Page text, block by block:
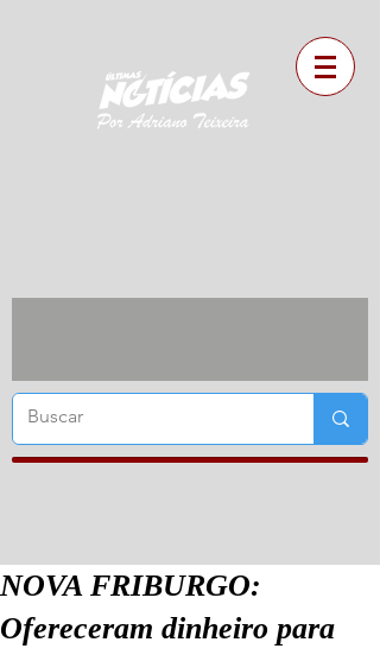
NOVA FRIBURGO:
Ofereceram dinheiro para